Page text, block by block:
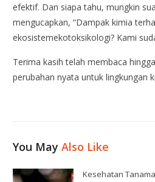
efektif. Dan siapa tahu, mungkin
mengucapkan, “Dampak kimia
ekosistemekotoksikologi? Kami
Terima kasih telah membaca
perubahan nyata untuk lingkungan
You MayAlso Like
Kesehatan